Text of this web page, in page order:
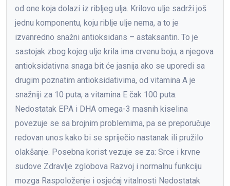
od one koja dolazi iz ribljeg ulja. Krilovo ulje sadrži još
jednu komponentu, koju riblje ulje nema, a to je
izvanredno snažni antioksidans – astaksantin. To je
sastojak zbog kojeg ulje krila ima crvenu boju, a njegova
antioksidativna snaga bit će jasnija ako se uporedi sa
drugim poznatim antioksidativima, od vitamina A je
snažniji za 10 puta, a vitamina E čak 100 puta.
Nedostatak EPA i DHA omega-3 masnih kiselina
povezuje se sa brojnim problemima, pa se preporučuje
redovan unos kako bi se spriječio nastanak ili pružilo
olakšanje. Posebna korist vezuje se za: Srce i krvne
sudove Zdravlje zglobova Razvoj i normalnu funkciju
mozga Raspoloženje i osjećaj vitalnosti Nedostatak